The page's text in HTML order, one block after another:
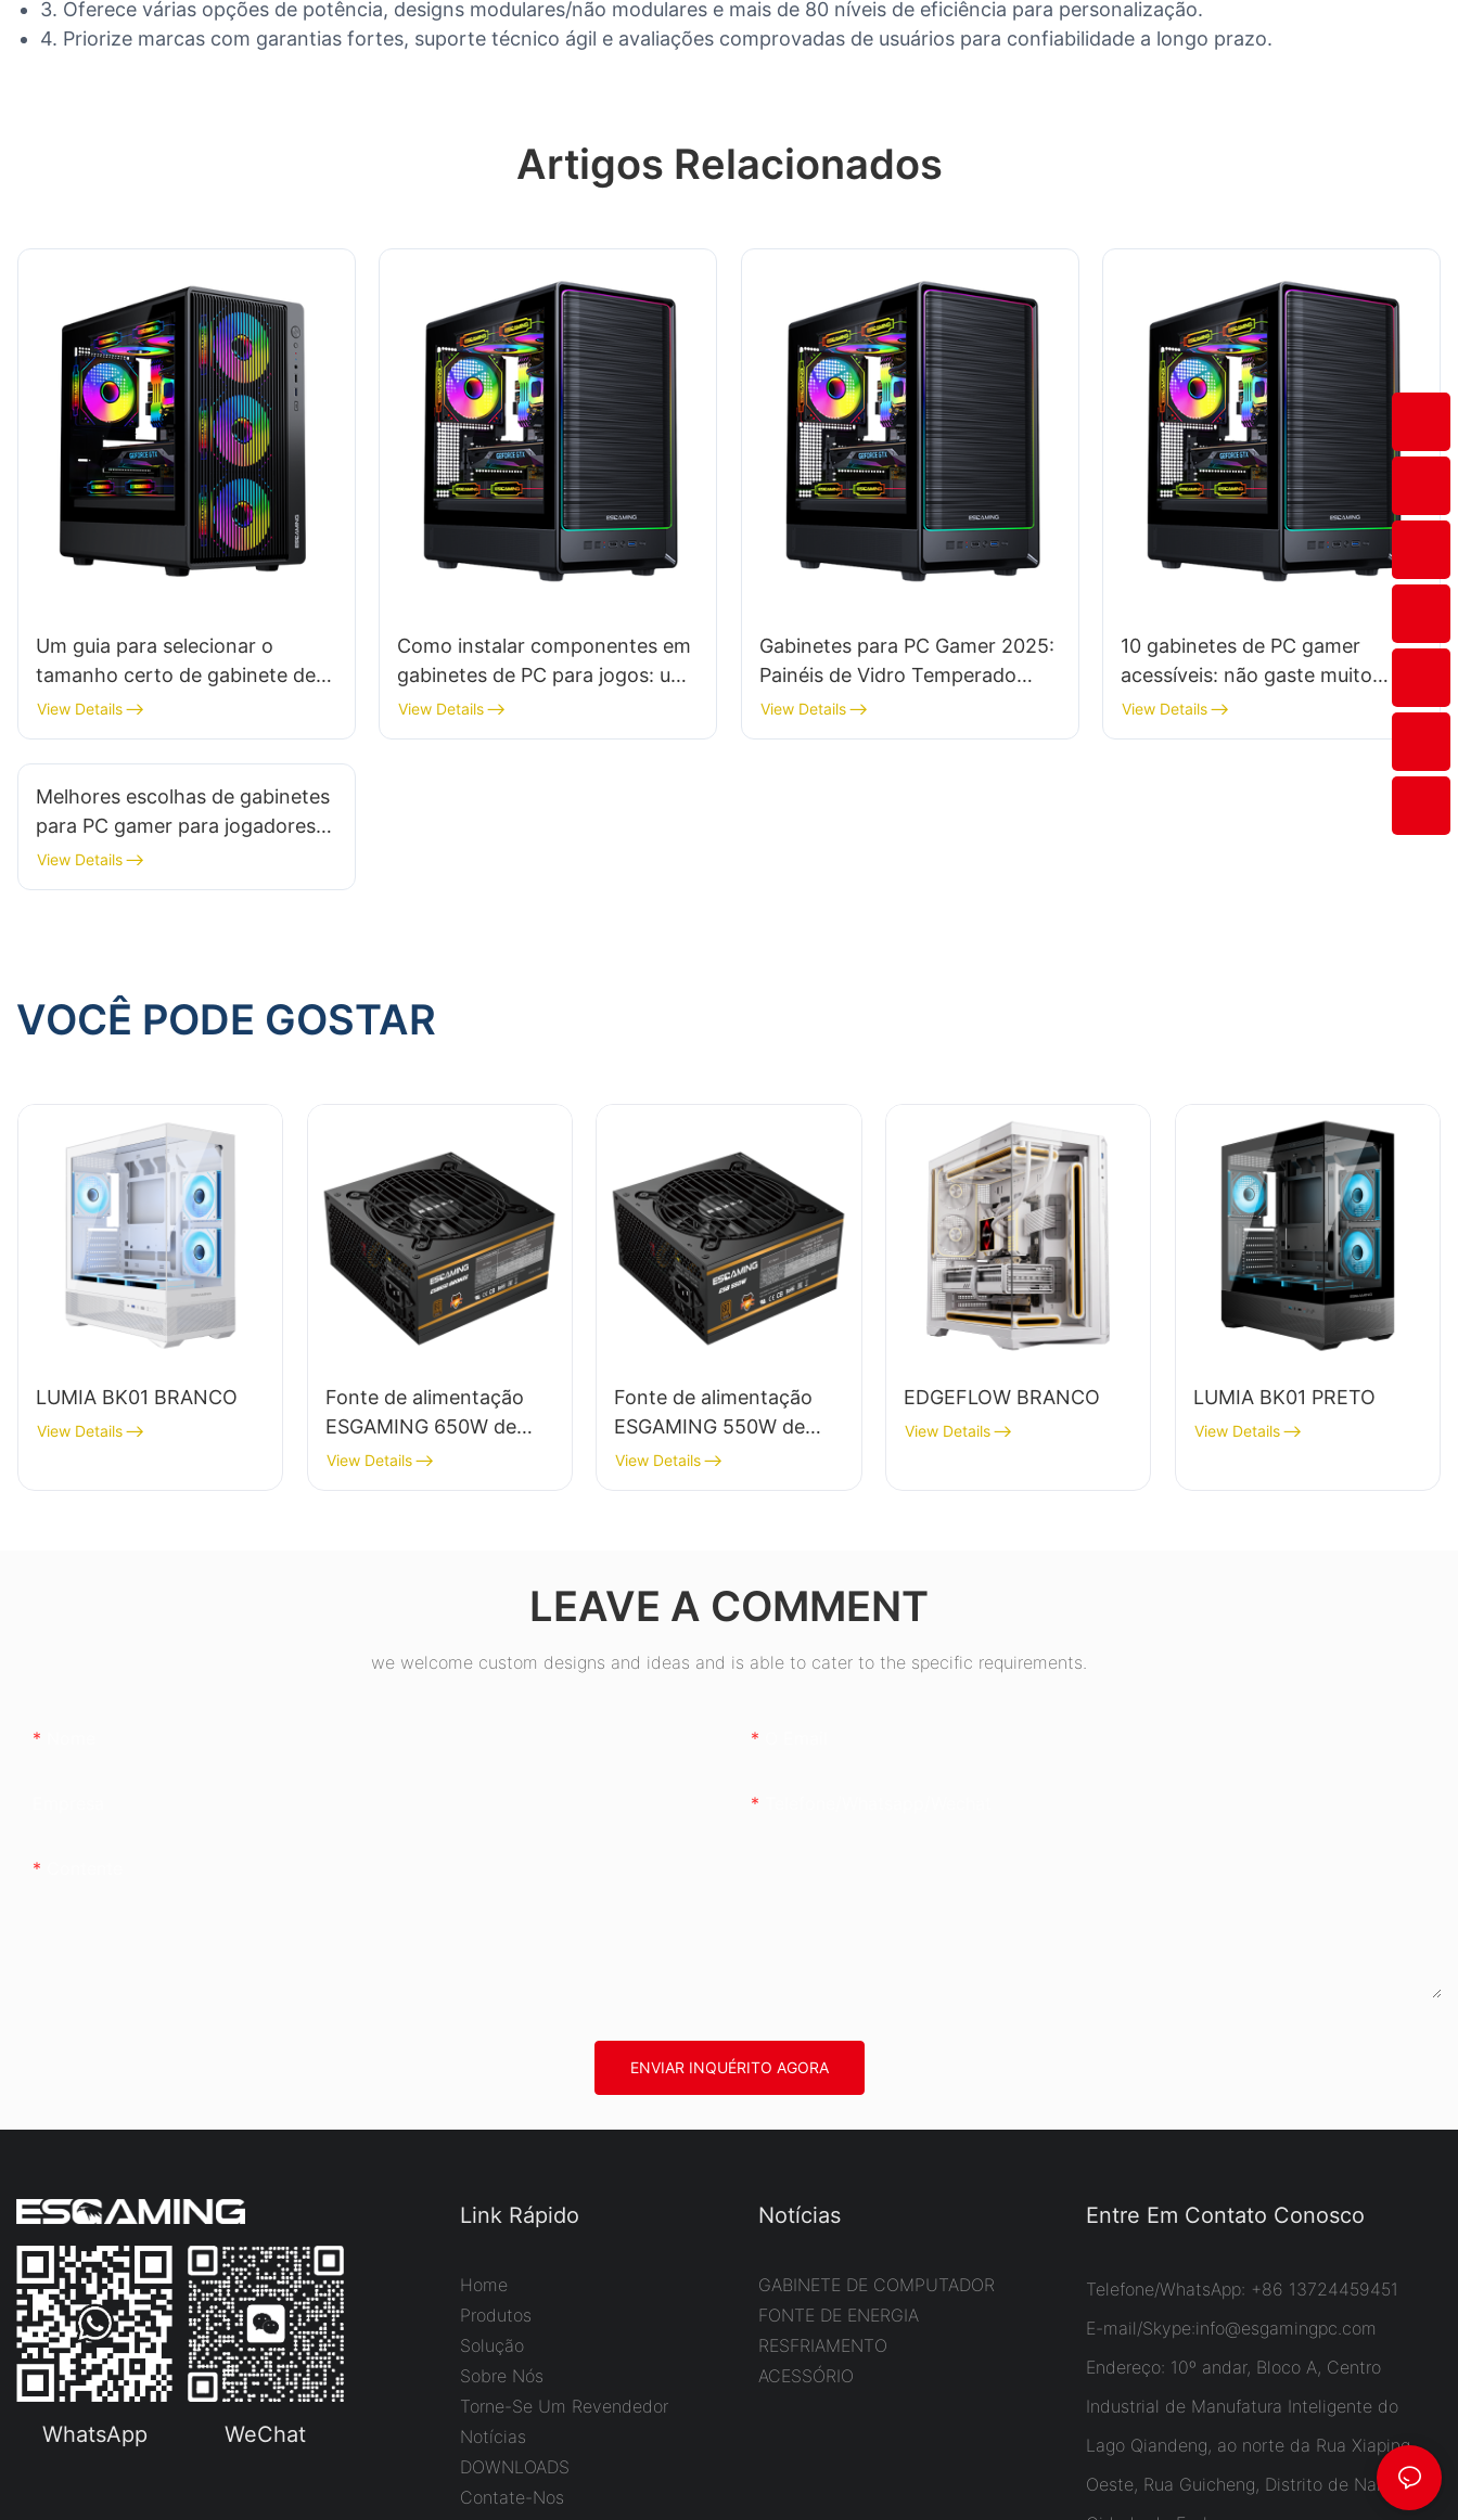
3. Oferece várias opções de potência, designs modulares/não modulares e mais de 80 níveis de eficiência para personalização.
4. Priorize marcas com garantias fortes, suporte técnico ágil e avaliações comprovadas de usuários para confiabilidade a longo prazo.
Artigos Relacionados
Um guia para selecionar o
tamanho certo de gabinete de
PC
View Details
Como instalar componentes em
gabinetes de PC para jogos: um
tutorial passo a passo
View Details
Gabinetes para PC Gamer 2025:
Painéis de Vidro Temperado
Valem o Investimento?
View Details
10 gabinetes de PC gamer
acessíveis: não gaste muito
dinheiro
View Details
Melhores escolhas de gabinetes
para PC gamer para jogadores
que valorizam a eficiência
energética
View Details
VOCÊ PODE GOSTAR
LUMIA BK01 BRANCO
View Details
Fonte de alimentação
ESGAMING 650W de
alta qualidade, 85% de
eficiência, módulo
View Details
Fonte de alimentação
ESGAMING 550W de
alta qualidade, 85% de
eficiência, certificação
View Details
EDGEFLOW BRANCO
View Details
LUMIA BK01 PRETO
View Details
LEAVE A COMMENT
we welcome custom designs and ideas and is able to cater to the specific requirements.
ENVIAR INQUÉRITO AGORA
WhatsApp WeChat
Link Rápido
Home
Produtos
Solução
Sobre Nós
Torne-Se Um Revendedor
Notícias
DOWNLOADS
Contate-Nos
Notícias
GABINETE DE COMPUTADOR
FONTE DE ENERGIA
RESFRIAMENTO
ACESSÓRIO
Entre Em Contato Conosco
Telefone/WhatsApp: +86 13724459451
E-mail/Skype:info@esgamingpc.com
Endereço: 10º andar, Bloco A, Centro
Industrial de Manufatura Inteligente do
Lago Qiandeng, ao norte da Rua Xiaping
Oeste, Rua Guicheng, Distrito de Nanhai,